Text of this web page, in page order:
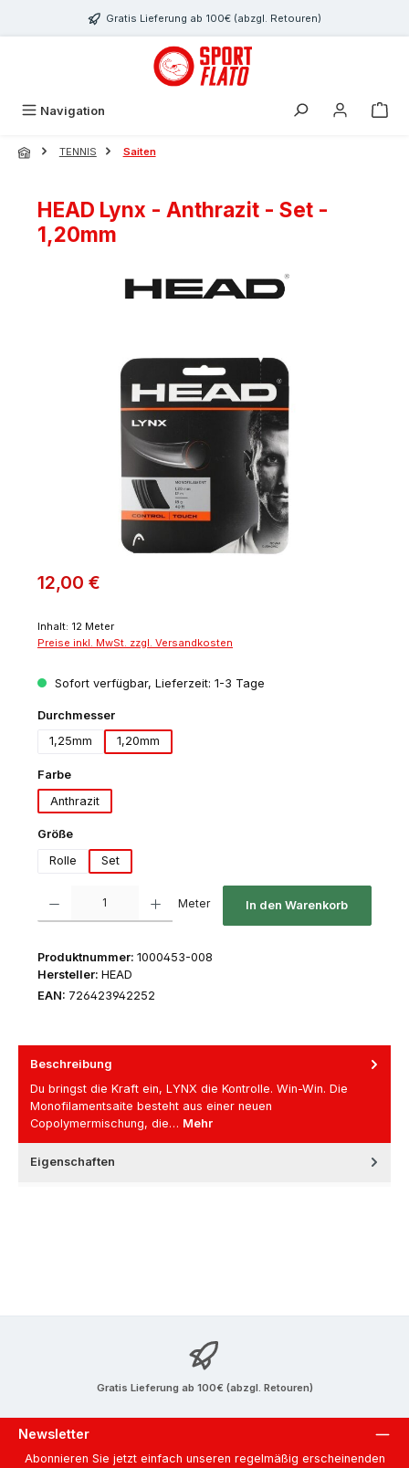
Zum Hauptinhalt springenGratis Lieferung ab 100€ (abzgl. Retouren)
Navigation
TENNIS Saiten
HEAD Lynx - Anthrazit - Set -
1,20mm
Bildergalerie überspringen
12,00 €
Inhalt: 12 Meter
Preise inkl. MwSt. zzgl. Versandkosten
Sofort verfügbar, Lieferzeit: 1-3 Tage
Durchmesserauswählen
1,25mm
1,20mm
Farbeauswählen
Anthrazit
Größeauswählen
Rolle
Set
Meter In den Warenkorb
Produktnummer: 1000453-008
Hersteller: HEAD
EAN: 726423942252
Beschreibung
Du bringst die Kraft ein, LYNX die Kontrolle. Win-Win. Die
Monofilamentsaite besteht aus einer neuen
Copolymermischung, die… Mehr
Eigenschaften
Gratis Lieferung ab 100€ (abzgl. Retouren)
Newsletter
Abonnieren Sie jetzt einfach unseren regelmäßig erscheinenden